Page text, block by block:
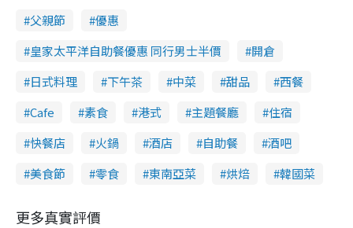
父親節
優惠
皇家太平洋自助餐優惠 同行男士半價
開倉
日式料理
下午茶 中菜 甜品
西餐
Cafe
素食 港式 主題餐廳
住宿
快餐店
火鍋 酒店 自助餐
酒吧
美食節
零食 東南亞菜 烘焙 韓國菜
更多真實評價